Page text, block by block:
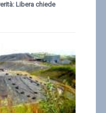
Libera chiede